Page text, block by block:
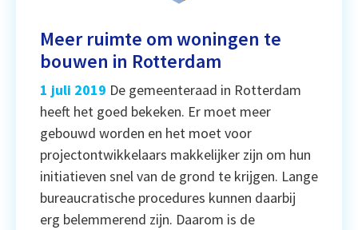
Meer ruimte om woningen te
bouwen in Rotterdam
1 juli 2019 De gemeenteraad in Rotterdam
heeft het goed bekeken. Er moet meer
gebouwd worden en het moet voor
projectontwikkelaars makkelijker zijn om hun
initiatieven snel van de grond te krijgen. Lange
bureaucratische procedures kunnen daarbij
erg belemmerend zijn. Daarom is de